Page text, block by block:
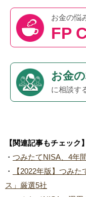
お金の悩
FP
お金
に相談す
【関連記事もチェック】
・ つみたてNISA、4年
・
【2022年版】つみ
ス」厳選5社